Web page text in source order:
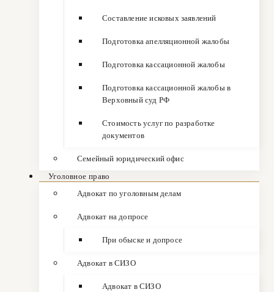
Составление исковых заявлений
Подготовка апелляционной жалобы
Подготовка кассационной жалобы
Подготовка кассационной жалобы в
Верховный суд РФ
Стоимость услуг по разработке
документов
Семейный юридический офис
Уголовное право
Адвокат по уголовным делам
Адвокат на допросе
При обыске и допросе
Адвокат в СИЗО
Адвокат в СИЗО